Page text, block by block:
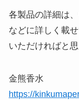
各製品の詳細は
などに詳しく載
いただければと思
金熊香水
https://